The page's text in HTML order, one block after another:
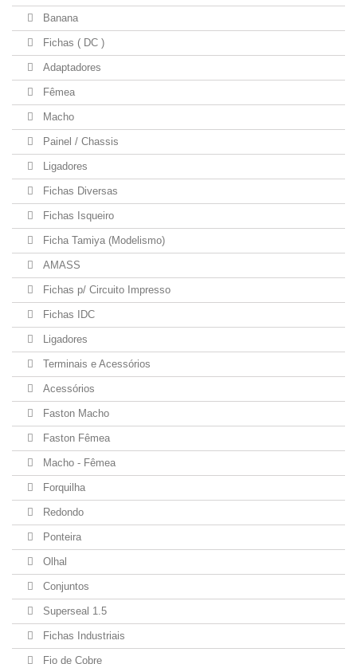
Banana
Fichas ( DC )
Adaptadores
Fêmea
Macho
Painel / Chassis
Ligadores
Fichas Diversas
Fichas Isqueiro
Ficha Tamiya (Modelismo)
AMASS
Fichas p/ Circuito Impresso
Fichas IDC
Ligadores
Terminais e Acessórios
Acessórios
Faston Macho
Faston Fêmea
Macho - Fêmea
Forquilha
Redondo
Ponteira
Olhal
Conjuntos
Superseal 1.5
Fichas Industriais
Fio de Cobre